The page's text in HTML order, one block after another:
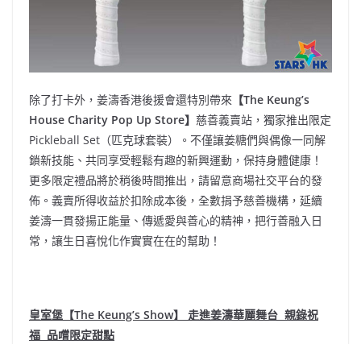
除了打卡外，姜濤香港後援會還特別帶來 【The Keung’s
House Charity Pop Up Store】 慈善義賣站，獨家推出限定
Pickleball Set（匹克球套裝）。不僅讓姜糖們與偶像一同解
鎖新技能、共同享受輕鬆有趣的新興運動，保持身體健康！
更多限定禮品將於稍後時間推出，請留意商場社交平台的發
佈。義賣所得收益於扣除成本後，全數捐予慈善機構，延續
姜濤一貫發揚正能量、傳遞愛與善心的精神，把行善融入日
常，讓生日喜悅化作實實在在的幫助！
皇室堡【The Keung’s Show】 走進姜濤華麗舞台 親錄祝
福 品嚐限定甜點